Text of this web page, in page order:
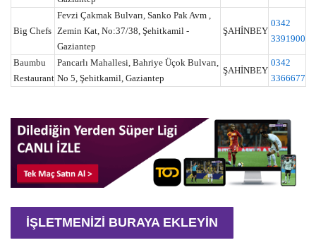
Big Chefs
Fevzi Çakmak Bulvarı, Sanko Pak Avm ,
Zemin Kat, No:37/38, Şehitkamil -
Gaziantep
ŞAHİNBEY
0342
3391900
Baumbu
Restaurant
Pancarlı Mahallesi, Bahriye Üçok Bulvarı,
No 5, Şehitkamil, Gaziantep
ŞAHİNBEY
0342
3366677
İŞLETMENİZİ BURAYA EKLEYİN